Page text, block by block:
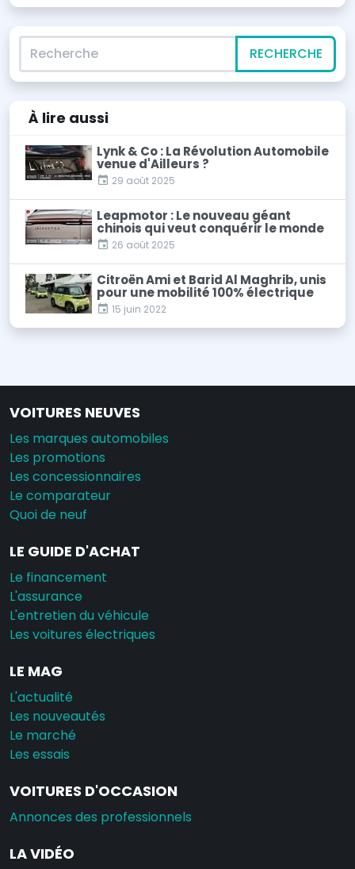
Recherche
RECHERCHE
À lire aussi
Lynk & Co : La Révolution Automobile
venue d'Ailleurs ?
29 août 2025
Leapmotor : Le nouveau géant
chinois qui veut conquérir le monde
26 août 2025
Citroën Ami et Barid Al Maghrib, unis
pour une mobilité 100% électrique
15 juin 2022
VOITURES NEUVES
Les marques automobiles
Les promotions
Les concessionnaires
Le comparateur
Quoi de neuf
LE GUIDE D'ACHAT
Le financement
L'assurance
L'entretien du véhicule
Les voitures électriques
LE MAG
L'actualité
Les nouveautés
Le marché
Les essais
VOITURES D'OCCASION
Annonces des professionnels
LA VIDÉO